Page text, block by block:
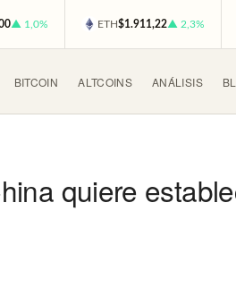
▲ 1,0% ETH$1.911,22▲ 2,3%
BITCOIN ALTCOINS ANÁLISIS
quiere